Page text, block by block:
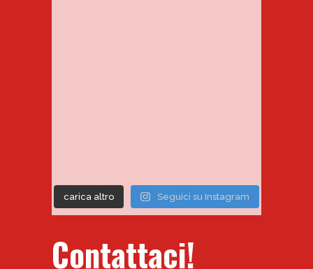
carica altro Seguici su Instagram
Contattaci!